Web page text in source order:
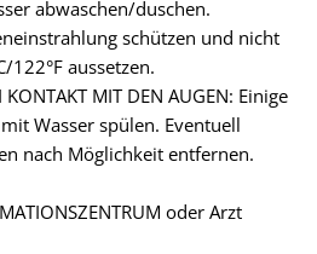
abwaschen/duschen.
schützen und nicht
122°F aussetzen.
MIT DEN AUGEN: Einige
Wasser spülen. Eventuell
nach Möglichkeit entfernen.
oder Arzt